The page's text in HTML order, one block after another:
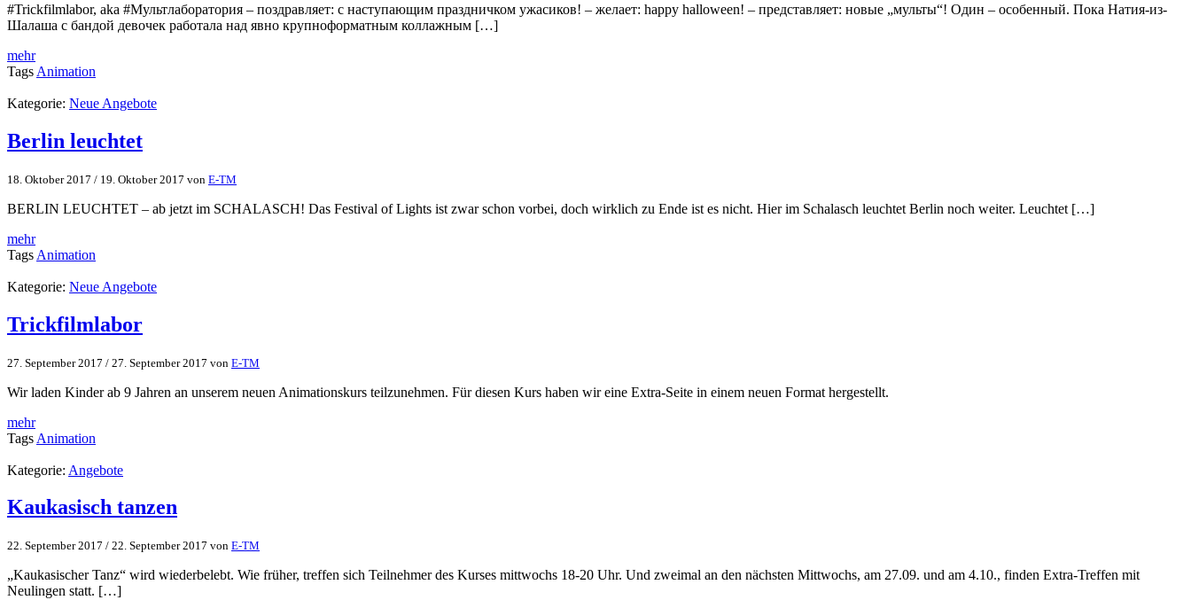
#Trickfilmlabor, aka #Мультлаборатория – поздравляет: с наступающим праздничком ужасиков! – желает: happy halloween! – представляет: новые „мульты“! Один – особенный. Пока Натия-из-
Шалаша с бандой девочек работала над явно крупноформатным коллажным […]
mehr
Tags Animation
Kategorie: Neue Angebote
Berlin leuchtet
18. Oktober 2017 / 19. Oktober 2017 von E-TM
BERLIN LEUCHTET – ab jetzt im SCHALASCH! Das Festival of Lights ist zwar schon vorbei, doch wirklich zu Ende ist es nicht. Hier im Schalasch leuchtet Berlin noch weiter. Leuchtet […]
mehr
Tags Animation
Kategorie: Neue Angebote
Trickfilmlabor
27. September 2017 / 27. September 2017 von E-TM
Wir laden Kinder ab 9 Jahren an unserem neuen Animationskurs teilzunehmen. Für diesen Kurs haben wir eine Extra-Seite in einem neuen Format hergestellt.
mehr
Tags Animation
Kategorie: Angebote
Kaukasisch tanzen
22. September 2017 / 22. September 2017 von E-TM
„Kaukasischer Tanz“ wird wiederbelebt. Wie früher, treffen sich Teilnehmer des Kurses mittwochs 18-20 Uhr. Und zweimal an den nächsten Mittwochs, am 27.09. und am 4.10., finden Extra-Treffen mit
Neulingen statt. […]